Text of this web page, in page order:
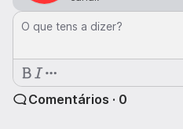
O que tens a dizer?
Comentários · 0